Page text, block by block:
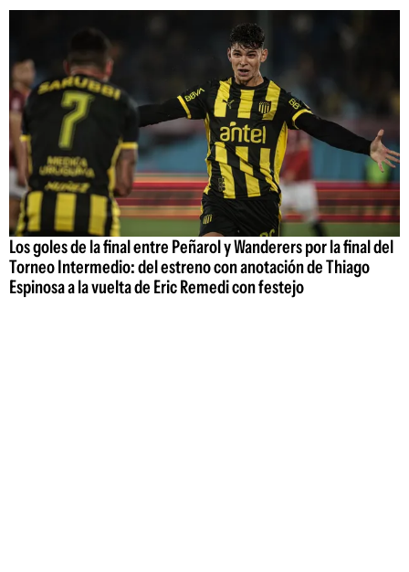
Los goles de la final entre Peñarol y Wanderers por la final del
Torneo Intermedio: del estreno con anotación de Thiago
Espinosa a la vuelta de Eric Remedi con festejo